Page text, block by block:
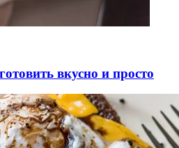
вкусно и просто